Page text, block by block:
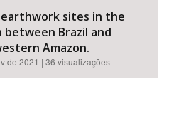
sites in the
Brazil and
Amazon.
de 2021 | 36 visualizações